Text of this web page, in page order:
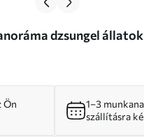
dzsungel
Ön
1–3
szállításra